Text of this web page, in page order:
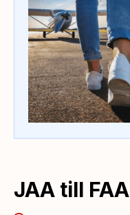
JAA till FAA